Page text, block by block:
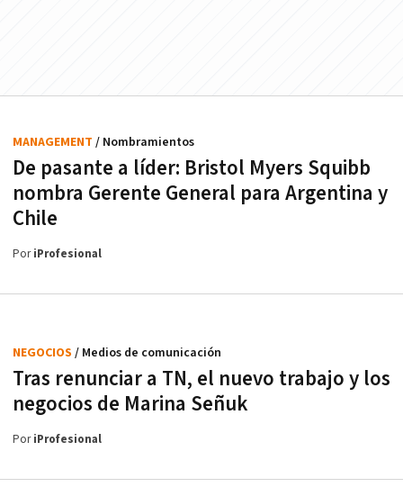
De pasante a líder: Bristol Myers Squibb
nombra Gerente General para Argentina y
Chile
MANAGEMENT / Nombramientos
PoriProfesional
Tras renunciar a TN, el nuevo trabajo y los
negocios de Marina Señuk
NEGOCIOS / Medios de comunicación
PoriProfesional